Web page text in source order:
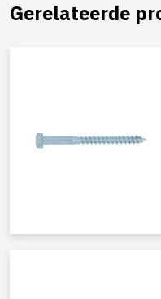
Gerelateerde